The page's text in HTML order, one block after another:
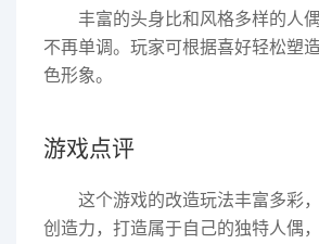
丰富的头身比和风格多样的人
不再单调。玩家可根据喜好轻松塑
色形象。
游戏点评
这个游戏的改造玩法丰富多彩
创造力，打造属于自己的独特人偶